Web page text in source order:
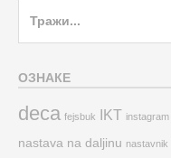
ОЗНАКЕ
deca fejsbuk IKT instagram
nastava na daljinu nastavnik